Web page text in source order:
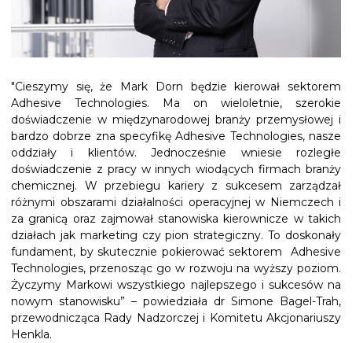
"Cieszymy się, że Mark Dorn będzie kierował sektorem
Adhesive Technologies. Ma on wieloletnie, szerokie
doświadczenie w międzynarodowej branży przemysłowej i
bardzo dobrze zna specyfikę Adhesive Technologies, nasze
oddziały i klientów. Jednocześnie wniesie rozległe
doświadczenie z pracy w innych wiodących firmach branży
chemicznej. W przebiegu kariery z sukcesem zarządzał
różnymi obszarami działalności operacyjnej w Niemczech i
za granicą oraz zajmował stanowiska kierownicze w takich
działach jak marketing czy pion strategiczny. To doskonały
fundament, by skutecznie pokierować sektorem Adhesive
Technologies, przenosząc go w rozwoju na wyższy poziom.
Życzymy Markowi wszystkiego najlepszego i sukcesów na
nowym stanowisku” – powiedziała dr Simone Bagel-Trah,
przewodnicząca Rady Nadzorczej i Komitetu Akcjonariuszy
Henkla.